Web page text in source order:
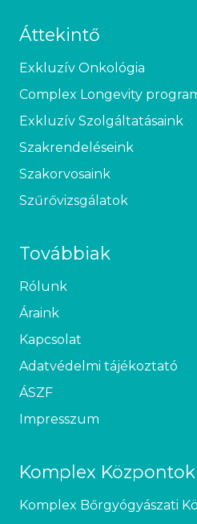
Áttekintő
Exkluzív Onkológia
Complex Longevity
Exkluzív Szolgáltatásaink
Szakrendeléseink
Szakorvosaink
Szűrővizsgálatok
Továbbiak
Rólunk
Áraink
Kapcsolat
Adatvédelmi tájékoztató
ÁSZF
Impresszum
Komplex Központok
Komplex Bőrgyógyászati